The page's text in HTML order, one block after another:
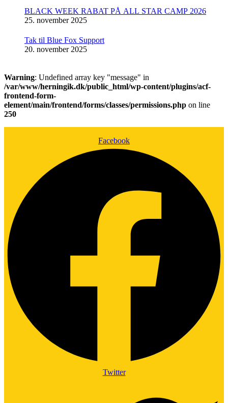
BLACK WEEK RABAT PÅ ALL STAR CAMP 2026
25. november 2025
Tak til Blue Fox Support
20. november 2025
Warning: Undefined array key "message" in
/var/www/herningik.dk/public_html/wp-content/plugins/acf-
frontend-form-
element/main/frontend/forms/classes/permissions.php on line
250
Facebook
Twitter